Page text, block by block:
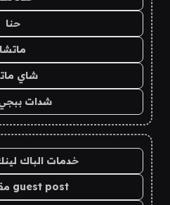
حنا
ماتشا
شاي
شدات ببجي
خدمات الباك
guest post مقال ضيف